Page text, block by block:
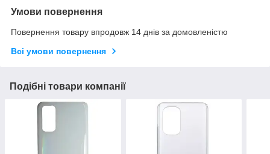
Умови повернення
Повернення товару впродовж 14 днів за домовленістю
Всі умови повернення
Подібні товари компанії